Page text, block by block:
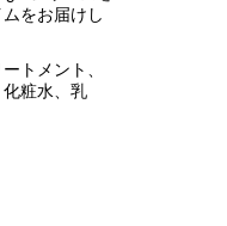
をお届けし
トメント、
粧水、乳